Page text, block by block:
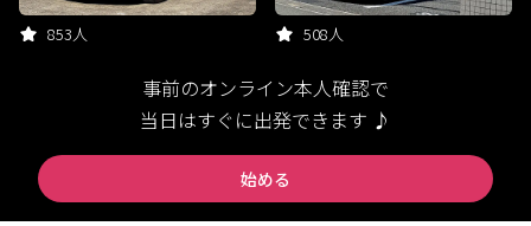
853人 508人
事前のオンライン本人確認で
当日はすぐに出発できます ♪
始める